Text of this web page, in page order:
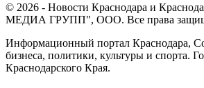
© 2026 - Новости Краснодара и
МЕДИА ГРУПП", ООО. Все права
Информационный портал Краснодара,
бизнеса, политики, культуры и спорта.
Краснодарского Края.